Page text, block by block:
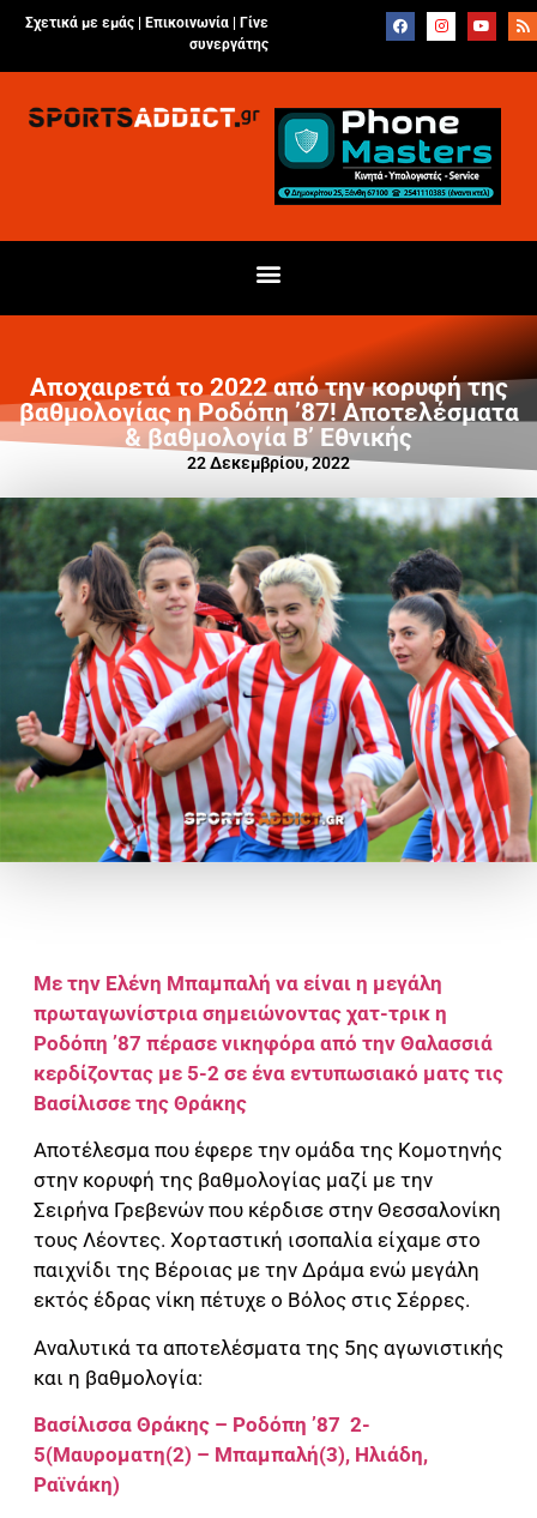
Σχετικά με εμάς | Επικοινωνία
Γίνε
συνεργάτης
Αποχαιρετά το 2022 από την κορυφή της
βαθμολογίας η Ροδόπη ’87! Αποτελέσματα
& βαθμολογία Β’ Εθνικής
22 Δεκεμβρίου, 2022
Με την Ελένη Μπαμπαλή να είναι η μεγάλη
πρωταγωνίστρια σημειώνοντας χατ-τρικ η
Ροδόπη ’87 πέρασε νικηφόρα από την Θαλασσιά
κερδίζοντας με 5-2 σε ένα εντυπωσιακό ματς τις
Βασίλισσε της Θράκης
Αποτέλεσμα που έφερε την ομάδα της Κομοτηνής
στην κορυφή της βαθμολογίας μαζί με την
Σειρήνα Γρεβενών που κέρδισε στην Θεσσαλονίκη
τους Λέοντες. Χορταστική ισοπαλία είχαμε στο
παιχνίδι της Βέροιας με την Δράμα ενώ μεγάλη
εκτός έδρας νίκη πέτυχε ο Βόλος στις Σέρρες.
Αναλυτικά τα αποτελέσματα της 5ης αγωνιστικής
και η βαθμολογία:
Βασίλισσα Θράκης – Ροδόπη ’87 2-
5(Μαυροματη(2) – Μπαμπαλή(3), Ηλιάδη,
Ραϊνάκη)